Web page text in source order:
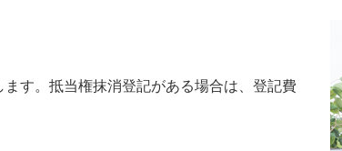
す。抵当権抹消登記がある場合は、登記費